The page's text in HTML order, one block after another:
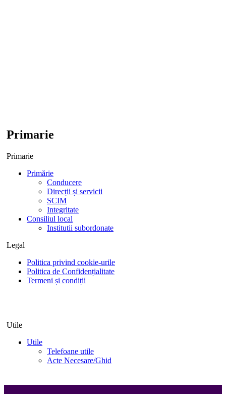
Primarie
Primarie
Primărie
Conducere
Direcții și servicii
SCIM
Integritate
Consiliul local
Institutii subordonate
Legal
Politica privind cookie-urile
Politica de Confidențialitate
Termeni și condiții
Utile
Utile
Telefoane utile
Acte Necesare/Ghid